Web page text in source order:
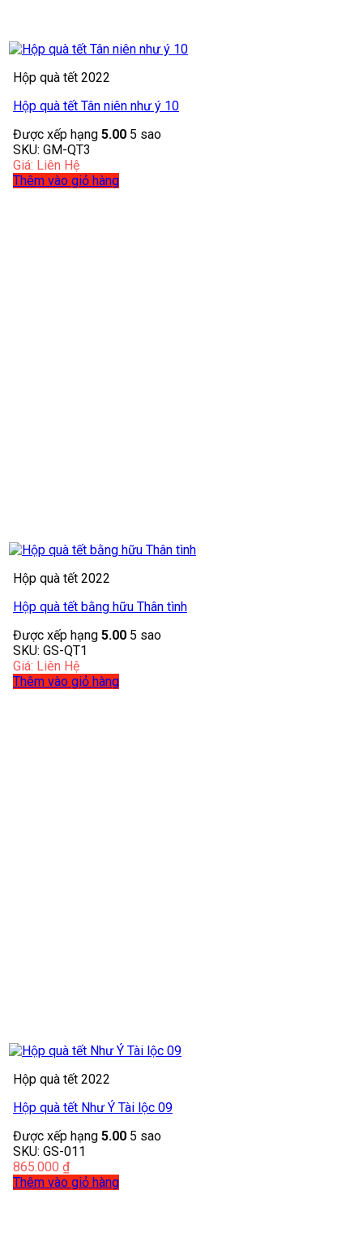
Hộp quà tết 2022
Hộp quà tết Tân niên như ý 10
Được xếp hạng 5.00 5 sao
SKU: GM-QT3
Giá: Liên Hệ
Thêm vào giỏ hàng
Hộp quà tết 2022
Hộp quà tết bằng hữu Thân tình
Được xếp hạng 5.00 5 sao
SKU: GS-QT1
Giá: Liên Hệ
Thêm vào giỏ hàng
Hộp quà tết 2022
Hộp quà tết Như Ý Tài lộc 09
Được xếp hạng 5.00 5 sao
SKU: GS-011
865.000 ₫
Thêm vào giỏ hàng